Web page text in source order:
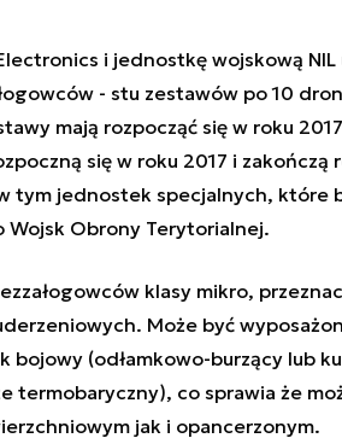
i jednostkę wojskową
- stu zestawów po 10
mają rozpocząć się w roku
się w roku 2017 i
tym jednostek specjalnych, które
Wojsk Obrony Terytorialnej.
klasy mikro,
Może być
bojowy (odłamkowo-burzący lub
termobaryczny), co sprawia że
jak i opancerzonym.